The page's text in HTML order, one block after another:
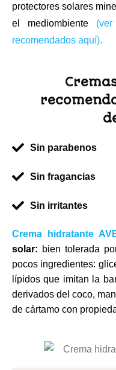
protectores solares
el mediombiente
recomendados aquí).
Sin parabenos
Sin fragancias
Sin irritantes
Crema hidratante
solar: bien tolerada
pocos ingredientes:
lípidos que imitan la
derivados del coco,
de cártamo con